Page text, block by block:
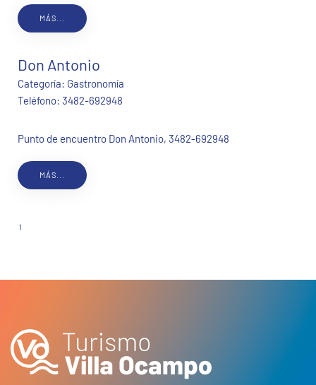
MÁS...
Don Antonio
Categoría: Gastronomía
Teléfono: 3482-692948
Punto de encuentro Don Antonio, 3482-692948
MÁS...
1